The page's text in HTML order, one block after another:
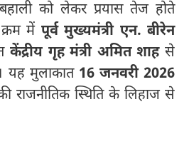
को लेकर प्रयास तेज होते
में पूर्व मुख्यमंत्री एन. बीरेन
केंद्रीय गृह मंत्री अमित शाहसे
यह मुलाकात 16 जनवरी 2026
राजनीतिक स्थिति के लिहाज से